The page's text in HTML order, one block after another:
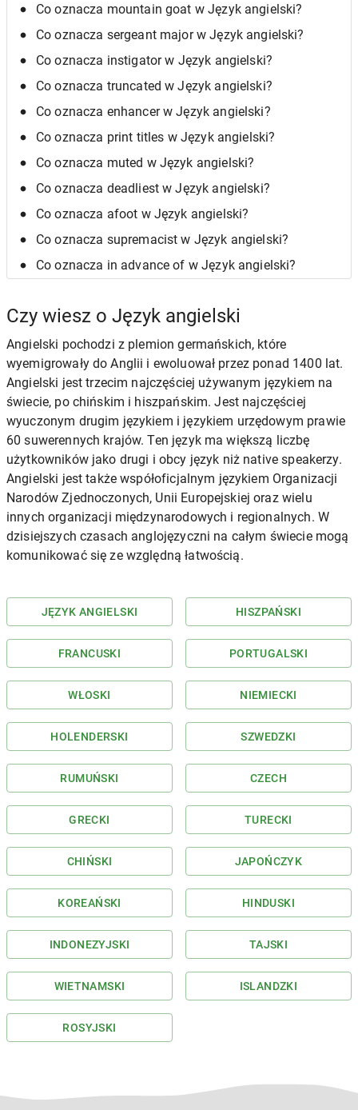
Co oznacza mountain goat w Język angielski?
Co oznacza sergeant major w Język angielski?
Co oznacza instigator w Język angielski?
Co oznacza truncated w Język angielski?
Co oznacza enhancer w Język angielski?
Co oznacza print titles w Język angielski?
Co oznacza muted w Język angielski?
Co oznacza deadliest w Język angielski?
Co oznacza afoot w Język angielski?
Co oznacza supremacist w Język angielski?
Co oznacza in advance of w Język angielski?
Czy wiesz o Język angielski
Angielski pochodzi z plemion germańskich, które
wyemigrowały do Anglii i ewoluował przez ponad 1400 lat.
Angielski jest trzecim najczęściej używanym językiem na
świecie, po chińskim i hiszpańskim. Jest najczęściej
wyuczonym drugim językiem i językiem urzędowym prawie
60 suwerennych krajów. Ten język ma większą liczbę
użytkowników jako drugi i obcy język niż native speakerzy.
Angielski jest także współoficjalnym językiem Organizacji
Narodów Zjednoczonych, Unii Europejskiej oraz wielu
innych organizacji międzynarodowych i regionalnych. W
dzisiejszych czasach anglojęzyczni na całym świecie mogą
komunikować się ze względną łatwością.
JĘZYK ANGIELSKI HISZPAŃSKI
FRANCUSKI PORTUGALSKI
WŁOSKI NIEMIECKI
HOLENDERSKI SZWEDZKI
RUMUŃSKI CZECH
GRECKI TURECKI
CHIŃSKI JAPOŃCZYK
KOREAŃSKI HINDUSKI
INDONEZYJSKI TAJSKI
WIETNAMSKI ISLANDZKI
ROSYJSKI